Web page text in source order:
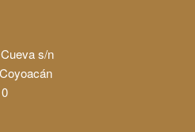
s/n